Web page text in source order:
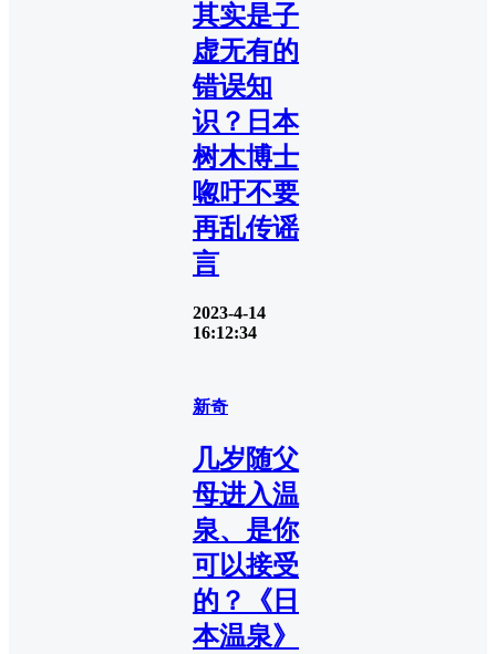
其实是子
虚无有的
错误知
识？日本
树木博士
唿吁不要
再乱传谣
言
2023-4-14
16:12:34
新奇
几岁随父
母进入温
泉、是你
可以接受
的？《日
本温泉》